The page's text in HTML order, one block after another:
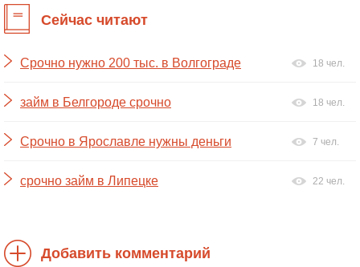
Сейчас читают
Срочно нужно 200 тыс. в Волгограде 18 чел.
займ в Белгороде срочно 18 чел.
Срочно в Ярославле нужны деньги 7 чел.
срочно займ в Липецке 22 чел.
Добавить комментарий